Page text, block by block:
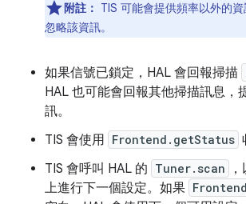
附註： TIS 可能會提供頻率以外的
忽略該資訊。
如果信號已鎖定，HAL 會回報掃描
HAL 也可能會回報其他掃描訊息，
訊。
TIS 會使用 Frontend.getStatus
TIS 會呼叫 HAL 的 Tuner.scan
上進行下一個設定。如果